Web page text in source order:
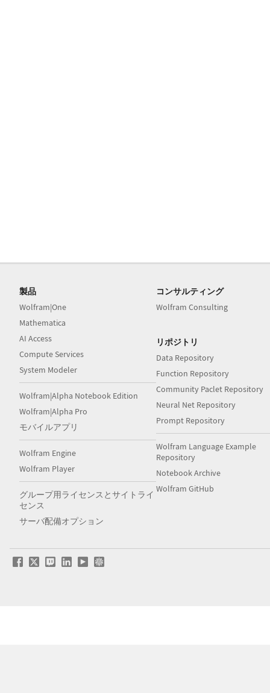
製品
Wolfram|One
Mathematica
AI Access
Compute Services
System Modeler
Wolfram|Alpha Notebook Edition
Wolfram|Alpha Pro
モバイルアプリ
Wolfram Engine
Wolfram Player
グループ用ライセンスとサイトライ
センス
サーバ配備オプション
コンサルティング
Wolfram Consulting
リポジトリ
Data Repository
Function Repository
Community Paclet Repository
Neural Net Repository
Prompt Repository
Wolfram Language Example
Repository
Notebook Archive
Wolfram GitHub